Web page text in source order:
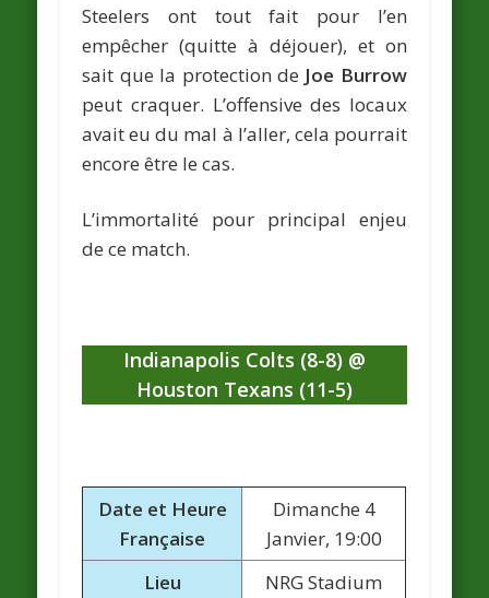
Steelers ont tout fait pour l’en
empêcher (quitte à déjouer), et on
sait que la protection de Joe Burrow
peut craquer. L’offensive des locaux
avait eu du mal à l’aller, cela pourrait
encore être le cas.
L’immortalité pour principal enjeu
de ce match.
Indianapolis Colts (8-8) @
Houston Texans (11-5)
Date et Heure
Française
Dimanche 4
Janvier, 19:00
Lieu
NRG Stadium